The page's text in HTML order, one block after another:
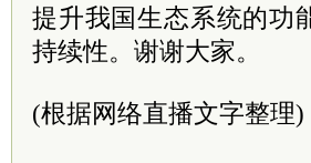
提升我国生态系统的功
持续性。谢谢大家。
(根据网络直播文字整理)